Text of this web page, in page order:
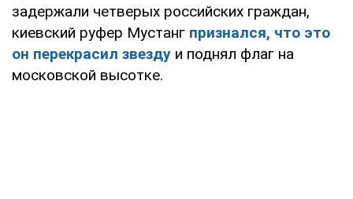
задержали четверых российских граждан,
киевский руфер Мустанг признался, что это
он перекрасил звезду и поднял флаг на
московской высотке.